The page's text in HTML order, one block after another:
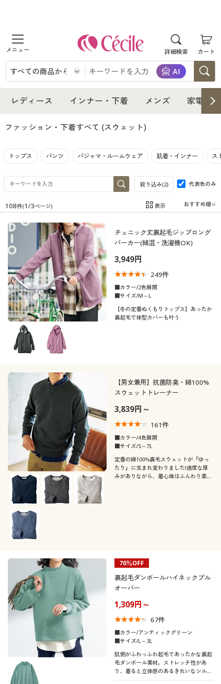
詳細検索 カート
商品を探す
レディース
レディースファッション
女性下着
インナー・下着
インナー・下着通販すべて
女性下着
メンズ下着
ジュニア・ティーンズ下着
メンズ
メンズ通販すべて
メンズファッション
メンズ下着
家電・雑貨
家電・雑貨すべて
家電
キッチン・雑貨・日用品
寝具・インテリア・家具
寝具・インテリア・家具通販すべて
家具・収納
寝具・ベッド
カーテン・ラグ・ファブリック
美容・健康
美容・健康通販すべて
美容・健康・サプリメント
制服・スクール
制服・スクールすべて
制服・学生服
ジュニア・ティーンズ下着
大きいサイズ
大きいサイズ通販すべて
大きいサイズ レディース服
大きいサイズ レディース下着
大きいサイズ メンズ
大きいサイズ 事務・制服
バーゲン
バーゲンセール
シークレットセール
詳細検索
商品カテゴリ一覧
カタログ・チラシからのご注文
デジタルカタログ
カタログ無料プレゼント
会員メニュー
マイページ
閲覧履歴
サポート
ご利用ガイド
よくある質問とお問い合わせ
レディース インナー・下着 メンズ 家電・
ファッション・下着すべて (スウェット)
トップス パンツ パジャマ・ルームウェア 肌着・インナー ス
絞り込み(2) 代表色のみ
在庫 在庫のある商品のみ表示
口コミ
(5)
(4〜4.9)
レディースサ
S LL 3L
7L
靴・靴下サイ
21 21.5 22.5 23
24 24.5
メンズサイズ
S M
こだわり条件
で絞り込む
柄・デザイン
スリット
襟・ネック
108件(1/3ページ) 表示
チュニック丈裏起毛ジップロング
パーカー(綿混・洗濯機OK)
3,949円
249件
■カラー/2色展開
■サイズ/M～L
【冬の定番ぬくもりトップス】あったか
裏起毛で体型カバーも叶う
【男女兼用】抗菌防臭・綿100%
スウェットトレーナー
3,839円～
161件
■カラー/4色展開
■サイズ/S～7L
定番の綿100%裏毛スウェットが『ゆっ
たり』に生まれ変わりました!適度な厚
みがありながら、着心地はふんわり柔ら
70％OFF
裏起毛ダンボールハイネックプル
オーバー
1,309円～
67件
■カラー/アンティックグリーン
■サイズ/L～3L
肌側がふわっふわ起毛であったかな裏起
毛ダンボール素材。ストレッチ性があ
り、着ると立体感のあるきれいなシルエ
ット。